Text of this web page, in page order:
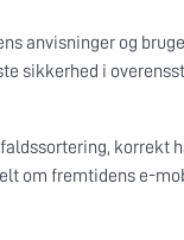
anvisninger og
sikkerhed i
om fremtidens e-